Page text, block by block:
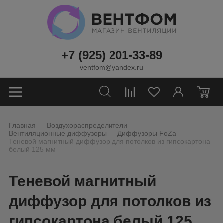
+7 (925) 201-33-89
ventfom@yandex.ru
0
Главная Воздухораспределители
Вентиляционные диффузоры _ Диффузоры FoZa
Теневой магнитный диффузор для потолков из гипсокартона
белый 125 мм
Теневой магнитный
диффузор для потолков из